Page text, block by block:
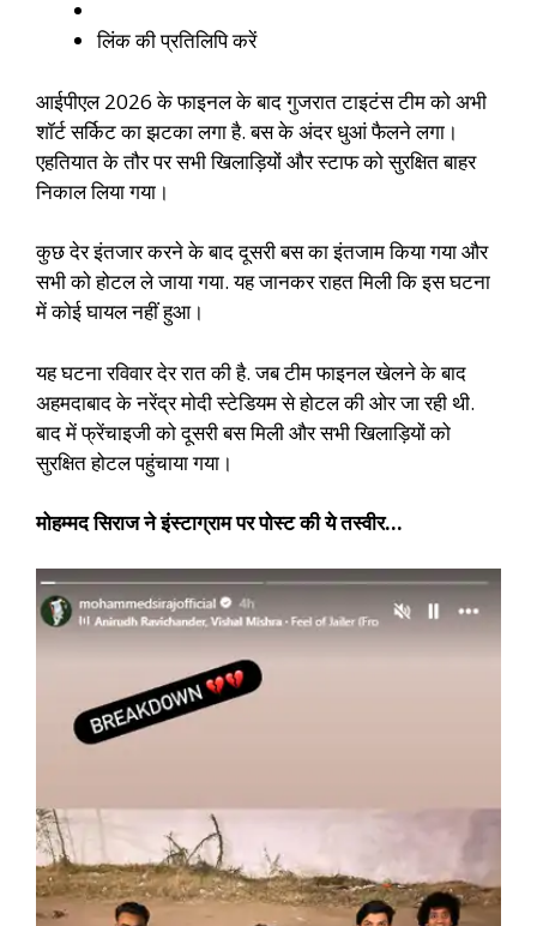
लिंक की प्रतिलिपि करें
आईपीएल 2026 के फाइनल के बाद गुजरात टाइटंस टीम को अभी
शॉर्ट सर्किट का झटका लगा है. बस के अंदर धुआं फैलने लगा।
एहतियात के तौर पर सभी खिलाड़ियों और स्टाफ को सुरक्षित बाहर
निकाल लिया गया।
कुछ देर इंतजार करने के बाद दूसरी बस का इंतजाम किया गया और
सभी को होटल ले जाया गया. यह जानकर राहत मिली कि इस घटना
में कोई घायल नहीं हुआ।
यह घटना रविवार देर रात की है. जब टीम फाइनल खेलने के बाद
अहमदाबाद के नरेंद्र मोदी स्टेडियम से होटल की ओर जा रही थी.
बाद में फ्रेंचाइजी को दूसरी बस मिली और सभी खिलाड़ियों को
सुरक्षित होटल पहुंचाया गया।
मोहम्मद सिराज ने इंस्टाग्राम पर पोस्ट की ये तस्वीर…